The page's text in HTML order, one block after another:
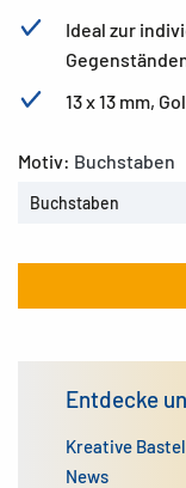
Ideal zur
13 x 13 mm,
Motiv: Buchstaben
Buchstaben
Entdecke
Kreative
News